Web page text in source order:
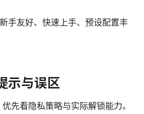
手友好、快速上手、预设配置丰
示与误区
先看隐私策略与实际解锁能力。